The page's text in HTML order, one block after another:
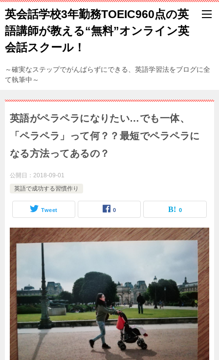
英会話学校3年勤務TOEIC960点の英
語講師が教える“無料”オンライン英
会話スクール！
～確実なステップでがんばらずにできる、英語学習法をブログに全
て執筆中～
英語がペラペラになりたい…でも一体、
「ペラペラ」って何？？最短でペラペラに
なる方法ってあるの？
公開日： 2018-09-01
英語で成功する習慣作り
Tweet 0 0